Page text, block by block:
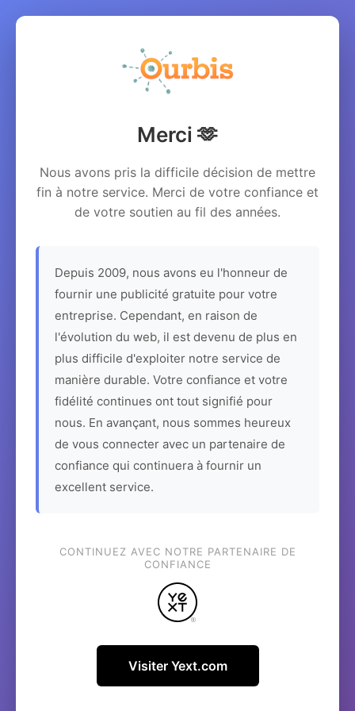
Merci 🫶
Nous avons pris la difficile décision de mettre
fin à notre service. Merci de votre confiance et
de votre soutien au fil des années.
Depuis 2009, nous avons eu l'honneur de
fournir une publicité gratuite pour votre
entreprise. Cependant, en raison de
l'évolution du web, il est devenu de plus en
plus difficile d'exploiter notre service de
manière durable. Votre confiance et votre
fidélité continues ont tout signifié pour
nous. En avançant, nous sommes heureux
de vous connecter avec un partenaire de
confiance qui continuera à fournir un
excellent service.
CONTINUEZ AVEC NOTRE PARTENAIRE DE
CONFIANCE
Visiter Yext.com